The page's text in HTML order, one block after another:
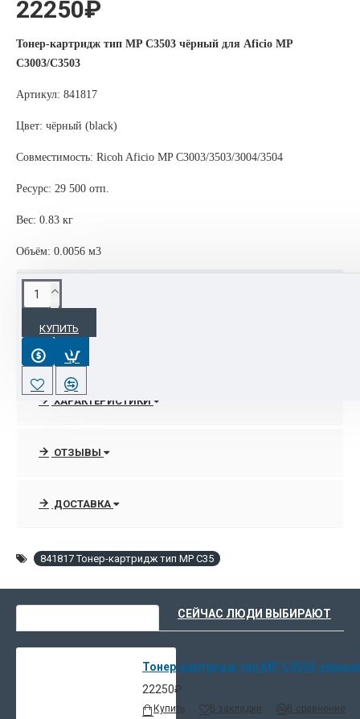
22250₽
Тонер-картридж тип MP C3503 чёрный для Aficio MP
C3003/C3503
Артикул: 841817
Цвет: чёрный (black)
Совместимость: Ricoh Aficio MP C3003/3503/3004/3504
Ресурс: 29 500 отп.
Вес: 0.83 кг
Объём: 0.0056 м3
КУПИТЬ
ОПИСАНИЕ
Картриджи, девелоперы, тонеры, фотобарабаны, блоки
проявки Ricoh используются повсеместно благодаря
доступности, качеству и надёжности.
А развитие новых технологий в сфере структуры и
расходников Ricoh.
всегда есть в наличии на складе в Москве.
дней, при наличии в Европе.
Низкие цены, доставка и описание товаров в интернет-
магазине расходных материалов и опций
ХАРАКТЕРИСТИКИ
ОТЗЫВЫ
ДОСТАВКА
841817 Тонер-картридж тип MP C35
СЕЙЧАС ЛЮДИ ВЫБИРАЮТ
Тонер-картридж тип MP C3503
22250₽
Купить В закладки В сравнение